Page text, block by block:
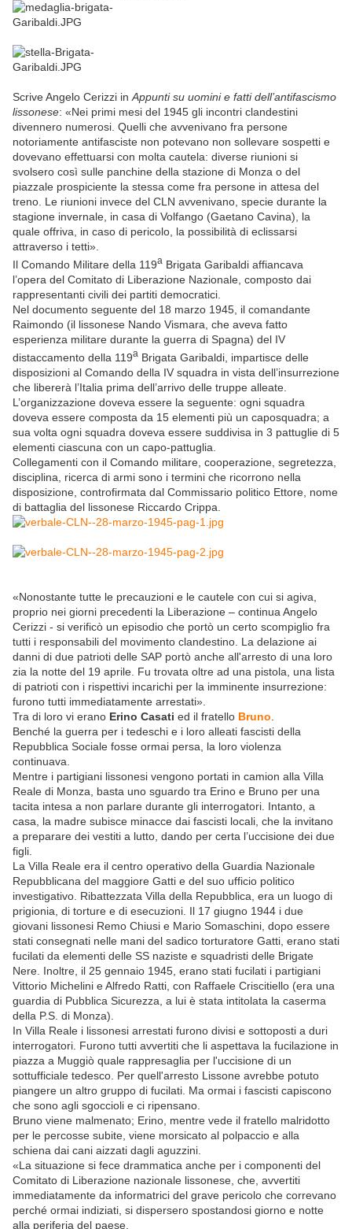
Scrive Angelo Cerizzi inAppunti su uomini e fatti dell’antifascismo
lissonese: «Nei primi mesi del 1945 gli incontri clandestini
divennero numerosi. Quelli che avvenivano fra persone
notoriamente antifasciste non potevano non sollevare sospetti e
dovevano effettuarsi con molta cautela: diverse riunioni si
svolsero così sulle panchine della stazione di Monza o del
piazzale prospiciente la stessa come fra persone in attesa del
treno. Le riunioni invece del CLN avvenivano, specie durante la
stagione invernale, in casa di Volfango (Gaetano Cavina), la
quale offriva, in caso di pericolo, la possibilità di eclissarsi
attraverso i tetti».
Il Comando Militare della 119a Brigata Garibaldi affiancava
l’opera del Comitato di Liberazione Nazionale, composto dai
rappresentanti civili dei partiti democratici.
Nel documento seguente del 18 marzo 1945, il comandante
Raimondo (il lissonese Nando Vismara, che aveva fatto
esperienza militare durante la guerra di Spagna) del IV
distaccamento della 119a Brigata Garibaldi, impartisce delle
disposizioni al Comando della IV squadra in vista dell’insurrezione
che libererà l’Italia prima dell’arrivo delle truppe alleate.
L’organizzazione doveva essere la seguente: ogni squadra
doveva essere composta da 15 elementi più un caposquadra; a
sua volta ogni squadra doveva essere suddivisa in 3 pattuglie di 5
elementi ciascuna con un capo-pattuglia.
Collegamenti con il Comando militare, cooperazione, segretezza,
disciplina, ricerca di armi sono i termini che ricorrono nella
disposizione, controfirmata dal Commissario politico Ettore, nome
di battaglia del lissonese Riccardo Crippa.
«Nonostante tutte le precauzioni e le cautele con cui si agiva,
proprio nei giorni precedenti la Liberazione – continua Angelo
Cerizzi - si verificò un episodio che portò un certo scompiglio fra
tutti i responsabili del movimento clandestino. La delazione ai
danni di due patrioti delle SAP portò anche all'arresto di una loro
zia la notte del 19 aprile. Fu trovata oltre ad una pistola, una lista
di patrioti con i rispettivi incarichi per la imminente insurrezione:
furono tutti immediatamente arrestati».
Tra di loro vi erano Erino Casati ed il fratello Bruno
Benché la guerra per i tedeschi e i loro alleati fascisti della
Repubblica Sociale fosse ormai persa, la loro violenza
continuava.
Mentre i partigiani lissonesi vengono portati in camion alla Villa
Reale di Monza, basta uno sguardo tra Erino e Bruno per una
tacita intesa a non parlare durante gli interrogatori. Intanto, a
casa, la madre subisce minacce dai fascisti locali, che la invitano
a preparare dei vestiti a lutto, dando per certa l’uccisione dei due
figli.
La Villa Reale era il centro operativo della Guardia Nazionale
Repubblicana del maggiore Gatti e del suo ufficio politico
investigativo. Ribattezzata Villa della Repubblica, era un luogo di
prigionia, di torture e di esecuzioni. Il 17 giugno 1944 i due
giovani lissonesi Remo Chiusi e Mario Somaschini, dopo essere
stati consegnati nelle mani del sadico torturatore Gatti, erano stati
fucilati da elementi delle SS naziste e squadristi delle Brigate
Nere. Inoltre, il 25 gennaio 1945, erano stati fucilati i partigiani
Vittorio Michelini e Alfredo Ratti, con Raffaele Criscitiello (era una
guardia di Pubblica Sicurezza, a lui è stata intitolata la caserma
della P.S. di Monza).
In Villa Reale i lissonesi arrestati furono divisi e sottoposti a duri
interrogatori. Furono tutti avvertiti che li aspettava la fucilazione in
piazza a Muggiò quale rappresaglia per l'uccisione di un
sottufficiale tedesco. Per quell'arresto Lissone avrebbe potuto
piangere un altro gruppo di fucilati. Ma ormai i fascisti capiscono
che sono agli sgoccioli e ci ripensano.
Bruno viene malmenato; Erino, mentre vede il fratello malridotto
per le percosse subite, viene morsicato al polpaccio e alla
schiena dai cani aizzati dagli aguzzini.
«La situazione si fece drammatica anche per i componenti del
Comitato di Liberazione nazionale lissonese, che, avvertiti
immediatamente da informatrici del grave pericolo che correvano
perché ormai indiziati, si dispersero spostandosi giorno e notte
alla periferia del paese.